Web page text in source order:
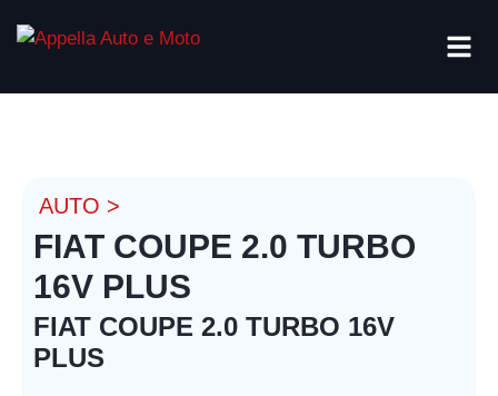
AUTO >
FIAT COUPE 2.0 TURBO
16V PLUS
FIAT COUPE 2.0 TURBO 16V
PLUS